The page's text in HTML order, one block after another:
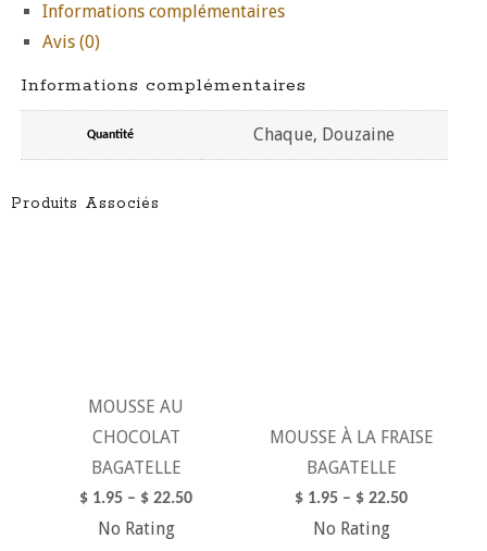
Informations complémentaires
Avis (0)
Informations complémentaires
Quantité Chaque, Douzaine
Produits Associés
MOUSSE AU
CHOCOLAT
BAGATELLE
$ 1.95 – $ 22.50
No Rating
MOUSSE À LA FRAISE
BAGATELLE
$ 1.95 – $ 22.50
No Rating